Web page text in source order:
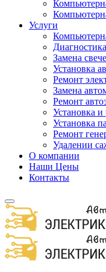
Услуги
Замена
Установка
Ремонт
Замена
Ремонт
Установка и
Установка
Ремонт
Удалении
О компании
Наши Цены
Контакты